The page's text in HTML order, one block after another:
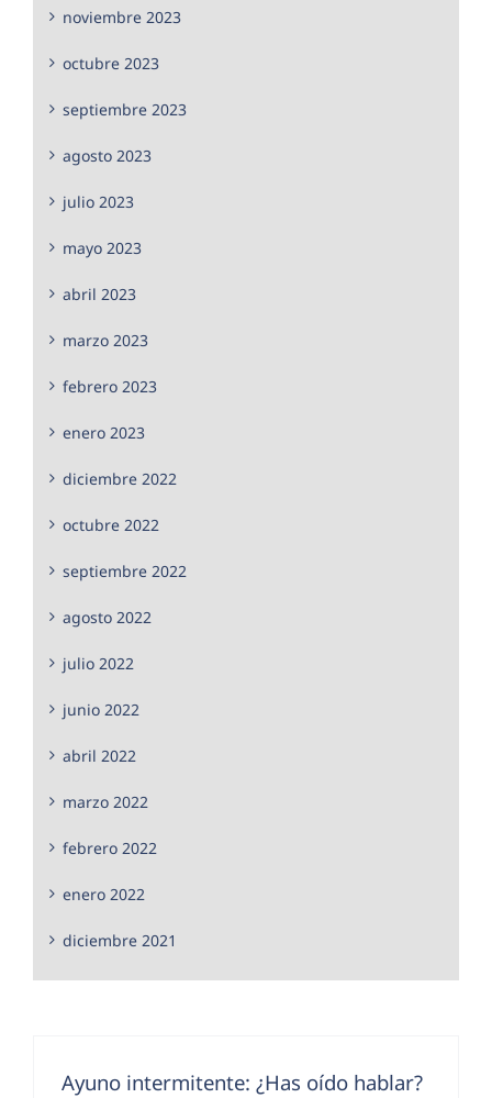
Ayuno intermitente: ¿Has oído hablar?
noviembre 2023
octubre 2023
septiembre 2023
agosto 2023
julio 2023
mayo 2023
abril 2023
marzo 2023
febrero 2023
enero 2023
diciembre 2022
octubre 2022
septiembre 2022
agosto 2022
julio 2022
junio 2022
abril 2022
marzo 2022
febrero 2022
enero 2022
diciembre 2021